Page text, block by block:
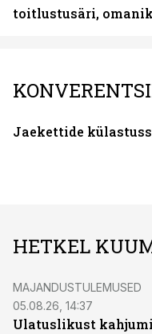
toitlustusäri,
Jaekettide
HETKEL
MAJANDUSTULEMUSED
05.08.26, 14:37
Ulatuslikust